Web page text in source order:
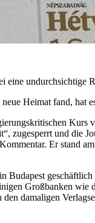
eine undurchsichtige
Heimat fand, hat
und die
Er stand
Budapest
Großbanken wie
damaligen